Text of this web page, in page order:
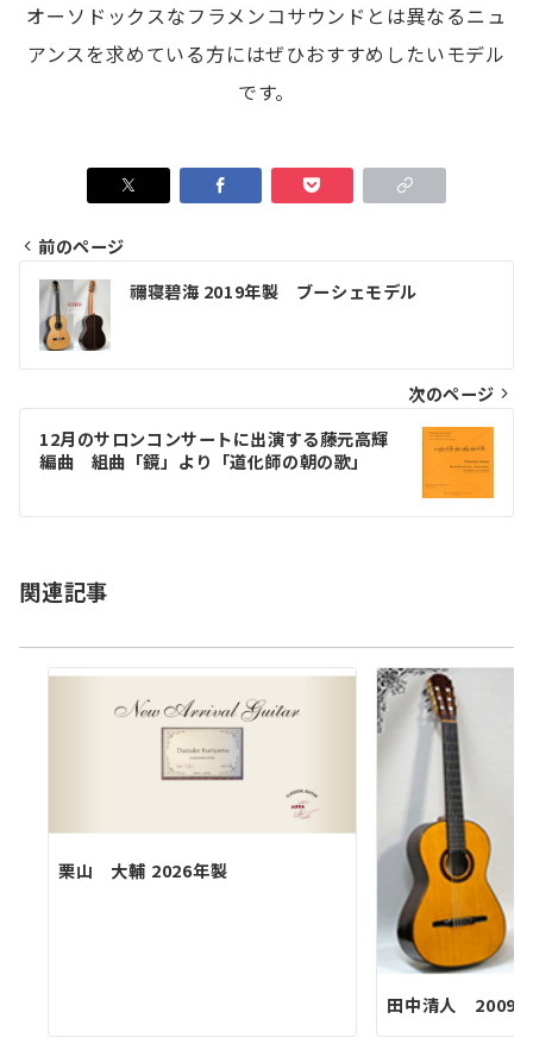
オーソドックスなフラメンコサウンドとは異なるニュ
アンスを求めている方にはぜひおすすめしたいモデル
です。
投
稿
ナ
ビ
ゲ
ー
シ
ン
前のページ
禰寝碧海 2019年製 ブーシェモデル
次のページ
12月のサロンコンサートに出演する藤元高輝
編曲 組曲「鏡」より「道化師の朝の歌」
関連記事
栗山 大輔 2026年製
田中清人 2009